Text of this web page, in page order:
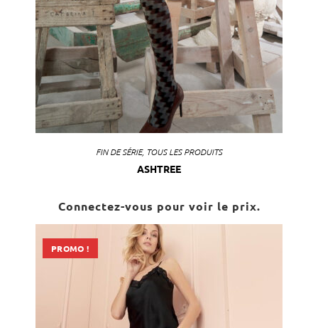
FIN DE SÉRIE, TOUS LES PRODUITS
ASHTREE
Connectez-vous pour voir le prix.
PROMO !